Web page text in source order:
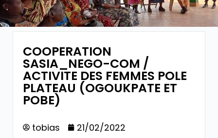
COOPERATION
SASIA_NEGO-COM /
ACTIVITE DES FEMMES POLE
PLATEAU (OGOUKPATE ET
POBE)
tobias 21/02/2022